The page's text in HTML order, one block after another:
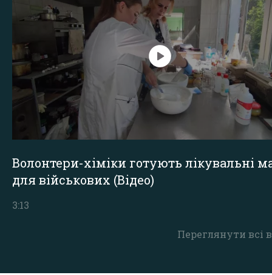
Переглянути всі
Волонтери-хіміки готують лікувальні
для військових (Відео)
3:13